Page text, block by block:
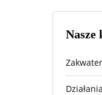
Nasze
Działania